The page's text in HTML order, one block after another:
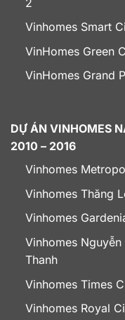
Vinhomes Smart
VinHomes Green
VinHomes Grand
DỰ ÁN VINHOMES
2010 – 2016
Vinhomes
Vinhomes Thăng
Vinhomes
Vinhomes Nguyễn
Thanh
Vinhomes Times
Vinhomes Royal